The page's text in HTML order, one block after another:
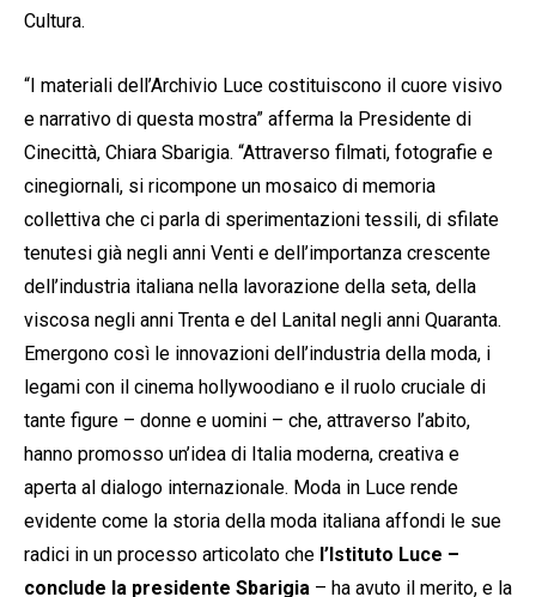
Cultura.
“I materiali dell’Archivio Luce costituiscono il cuore visivo
e narrativo di questa mostra” afferma la Presidente di
Cinecittà, Chiara Sbarigia. “Attraverso filmati, fotografie e
cinegiornali, si ricompone un mosaico di memoria
collettiva che ci parla di sperimentazioni tessili, di sfilate
tenutesi già negli anni Venti e dell’importanza crescente
dell’industria italiana nella lavorazione della seta, della
viscosa negli anni Trenta e del Lanital negli anni Quaranta.
Emergono così le innovazioni dell’industria della moda, i
legami con il cinema hollywoodiano e il ruolo cruciale di
tante figure – donne e uomini – che, attraverso l’abito,
hanno promosso un’idea di Italia moderna, creativa e
aperta al dialogo internazionale. Moda in Luce rende
evidente come la storia della moda italiana affondi le sue
radici in un processo articolato che l’Istituto Luce –
conclude la presidente Sbarigia – ha avuto il merito, e la